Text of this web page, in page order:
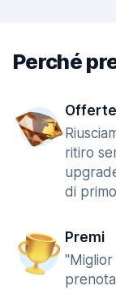
Perché
ritiro
di
Premi